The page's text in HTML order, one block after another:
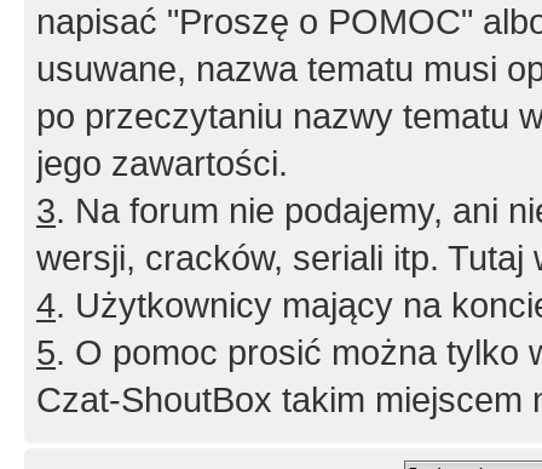
napisać "Proszę o POMOC"
usuwane, nazwa tematu musi
po przeczytaniu nazwy tematu
jego zawartości.
3. Na forum nie podajemy, ani
wersji, cracków, seriali itp. Tutaj
4. Użytkownicy mający na
5. O pomoc prosić można tylko
Czat-ShoutBox takim miejscem